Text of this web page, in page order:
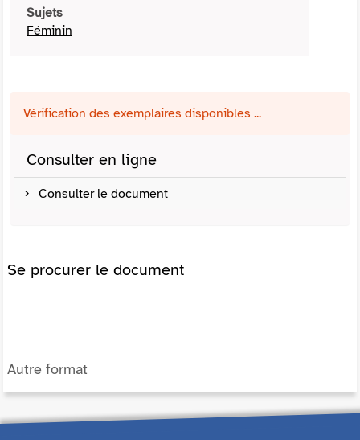
Sujets
Féminin
Vérification des exemplaires disponibles ...
Consulter en ligne
Consulter le document
Se procurer le document
Autre format